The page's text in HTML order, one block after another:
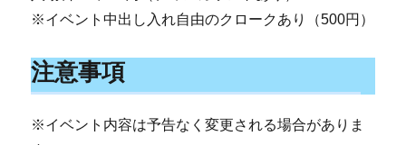
※イベント中出し入れ自由のクロークあり（500円）
注意事項
※イベント内容は予告なく変更される場合がありま